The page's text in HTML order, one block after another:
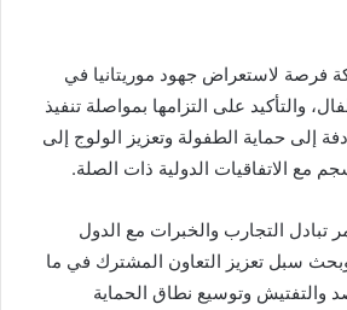
فرصة لاستعراض جهود موريتانيا في
والتأكيد على التزامها بمواصلة تنفيذ
إلى حماية الطفولة وتعزيز الولوج إلى
مع الاتفاقيات الدولية ذات الصلة.
تبادل التجارب والخبرات مع الدول
سبل تعزيز التعاون المشترك في ما
والتفتيش وتوسيع نطاق الحماية